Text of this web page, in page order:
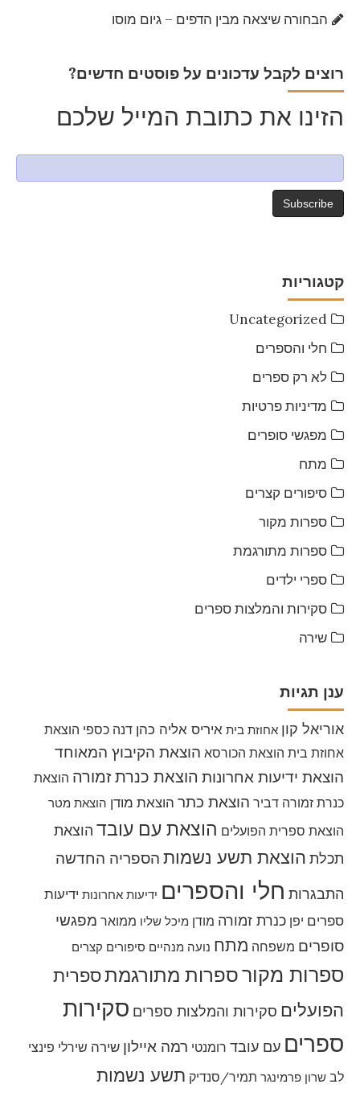
הבחורה שיצאה מבין הדפים – גיום מוסו
?רוצים לקבל עדכונים על פוסטים חדשים
הזינו את כתובת המייל שלכם
קטגוריות
Uncategorized
חלי והספרים
לא רק ספרים
מדיניות פרטיות
מפגשי סופרים
מתח
סיפורים קצרים
ספרות מקור
ספרות מתורגמת
ספרי ילדים
סקירות והמלצות ספרים
שירה
ענן תגיות
אוריאל קון אחוזת בית איריס אליה כהן דנה כספי הוצאת
אחוזת בית הוצאת הכורסא הוצאת הקיבוץ המאוחד
הוצאת ידיעות אחרונות הוצאת כנרת זמורה הוצאת
כנרת זמורה דביר הוצאת כתר הוצאת מודן הוצאת מטר
הוצאת ספרית הפועלים הוצאת עם עובד הוצאת
תכלת הוצאת תשע נשמות הספריה החדשה
התבגרות חלי והספרים ידיעות אחרונות ידיעות
ספרים יפן כנרת זמורה מודן מיכל שליו ממואר מפגשי
סופרים משפחה מתח נועה מנהיים סיפורים קצרים
ספרות מקורספרות מתורגמתספרית
הפועלים סקירות והמלצות ספרים סקירות
ספרים עם עובד רומנטי רמה איילון שירה שירלי פינצי
לב שרון פרמינגר תמיר/סנדיק תשע נשמות